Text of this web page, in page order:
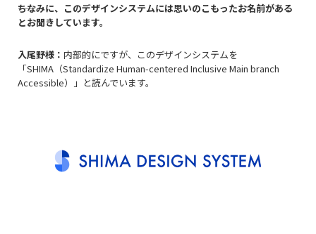
――ちなみに、このデザインシステムには思いのこもったお名前がある
とお聞きしています。
入尾野様： 内部的にですが、このデザインシステムを
「SHIMA（Standardize Human-centered Inclusive Main branch
Accessible）」と読んでいます。